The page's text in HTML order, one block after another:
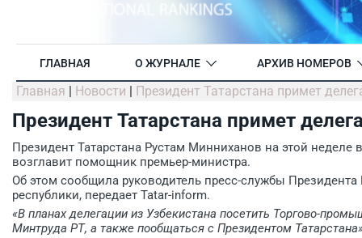
ГЛАВНАЯ О ЖУРНАЛЕ АРХИВ НОМЕРОВ
Главная | Новости | Президент Татарстана примет
Президент Татарстана примет
Президент Татарстана Рустам Минниханов на этой неделе
возглавит помощник премьер-министра.
Об этом сообщила руководитель пресс-службы
республики, передает Tatar-inform.
«В планах делегации из Узбекистана посетить Торгово-
Минтруда РТ, а также пообщаться с Президентом